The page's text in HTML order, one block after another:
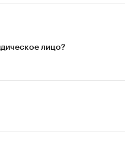
лицо?